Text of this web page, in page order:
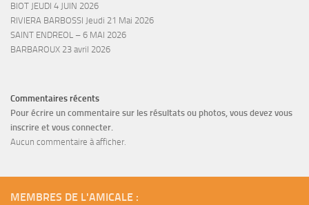
BIOT JEUDI 4 JUIN 2026
RIVIERA BARBOSSI Jeudi 21 Mai 2026
SAINT ENDREOL – 6 MAI 2026
BARBAROUX 23 avril 2026
Commentaires récents
Pour écrire un commentaire sur les résultats ou photos, vous devez vous
inscrire et vous connecter.
Aucun commentaire à afficher.
MEMBRES DE L'AMICALE :